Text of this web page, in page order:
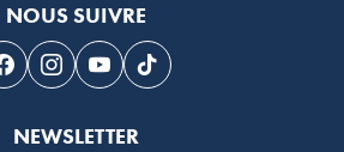
NOUS SUIVRE
Suivez-nous sur Facebook
Suivez-nous sur Instagram
Suivez-nous sur Youtube
Suivez-nous sur
NEWSLETTER